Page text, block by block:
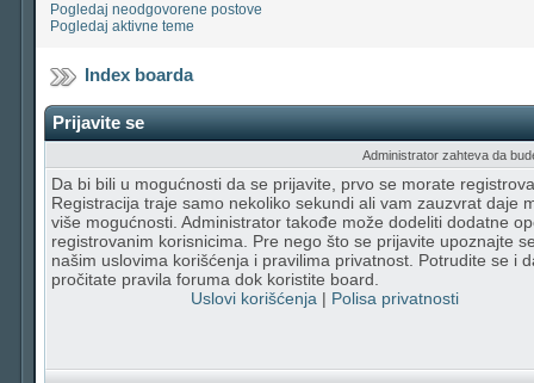
Pogledaj neodgovorene postove
Pogledaj aktivne teme
Index boarda
Prijavite se
Administrator zahteva da
Da bi bili u mogućnosti da se prijavite, prvo se morate
Registracija traje samo nekoliko sekundi ali vam zauzvrat daje
više mogućnosti. Administrator takođe može dodeliti dodatne
registrovanim korisnicima. Pre nego što se prijavite upoznajte
našim uslovima korišćenja i pravilima privatnost. Potrudite se i
pročitate pravila foruma dok koristite board.
Uslovi korišćenja | Polisa privatnosti